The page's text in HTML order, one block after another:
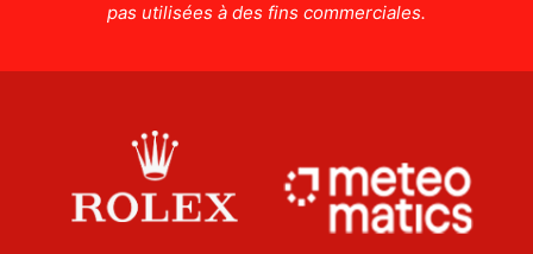
pas utilisées à des fins commerciales.